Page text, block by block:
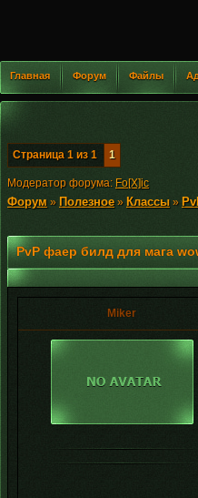
Главная Форум Файлы
Страница 1 из 1 1
Модератор форума: Fo[X]ic
Форум » Полезное» Классы »
PvP фаер билд для мага
Miker